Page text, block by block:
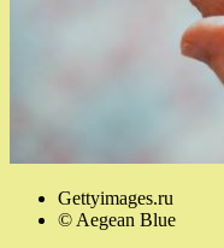
Gettyimages.ru
© Aegean Blue